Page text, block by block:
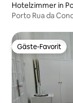
Hotelzimmer in
Porto Rua da
Gäste-Favorit
Gäste-Favorit